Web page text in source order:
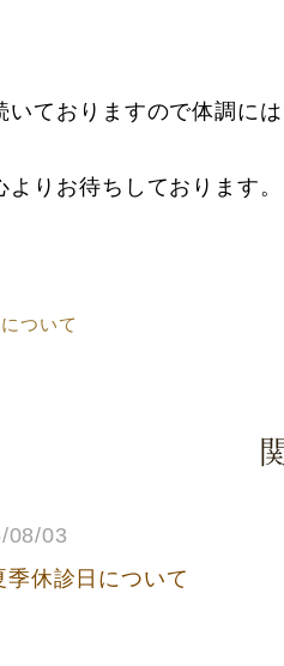
いておりますので体調に
りお待ちしております。
ついて
08/03
季休診日について